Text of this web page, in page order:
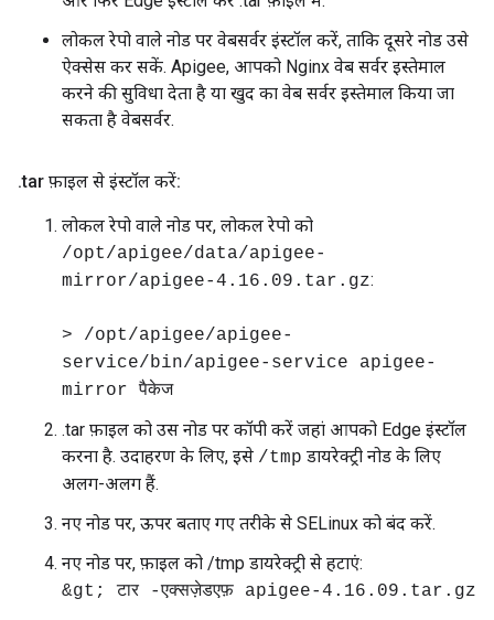
लोकल रेपो वाले नोड पर वेबसर्वर इंस्टॉल करें, ताकि दूसरे नोड उसे
ऐक्सेस कर सकें. Apigee, आपको Nginx वेब सर्वर इस्तेमाल
करने की सुविधा देता है या खुद का वेब सर्वर इस्तेमाल किया जा
सकता है वेबसर्वर.
.tar फ़ाइल से इंस्टॉल करें:
लोकल रेपो वाले नोड पर, लोकल रेपो को
/opt/apigee/data/apigee-
mirror/apigee-4.16.09.tar.gz:
> /opt/apigee/apigee-
service/bin/apigee-service apigee-
mirror पैकेज
.tar फ़ाइल को उस नोड पर कॉपी करें जहां आपको Edge इंस्टॉल
करना है. उदाहरण के लिए, इसे /tmp डायरेक्ट्री नोड के लिए
अलग-अलग हैं.
नए नोड पर, ऊपर बताए गए तरीके से SELinux को बंद करें.
नए नोड पर, फ़ाइल को /tmp डायरेक्ट्री से हटाएं:
&gt; टार -एक्सज़ेडएफ़ apigee-4.16.09.tar.gz